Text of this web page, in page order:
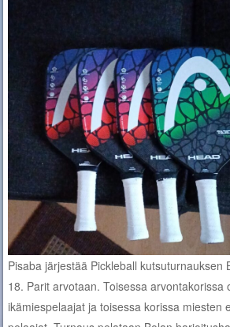
Pisaba järjestää Pickleball kutsuturnauksen
18. Parit arvotaan. Toisessa arvontakorissa
ikämiespelaajat ja toisessa korissa miesten